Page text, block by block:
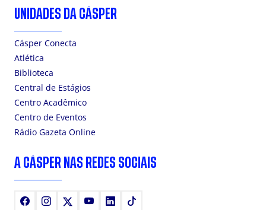
UNIDADES DA CÁSPER
Cásper Conecta
Atlética
Biblioteca
Central de Estágios
Centro Acadêmico
Centro de Eventos
Rádio Gazeta Online
A CÁSPER NAS REDES SOCIAIS
FacebookInstagram YoutubeLinkedIn